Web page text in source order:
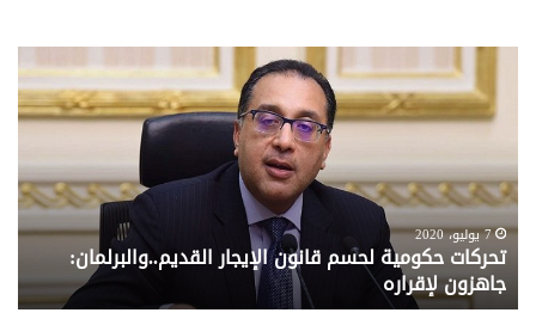
تحركات
حكومية
لحسم
قانون
القديم..والبرلمان:
جاهزون
لإقراره
7 يوليو، 2020
تحركات حكومية لحسم قانون الإيجار القديم..والبرلمان:
جاهزون لإقراره
..
من